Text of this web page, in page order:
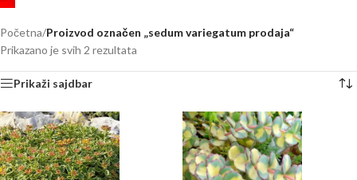
Početna/Proizvod označen „sedum variegatum prodaja“
Prikazano je svih 2 rezultata
Prikaži sajdbar